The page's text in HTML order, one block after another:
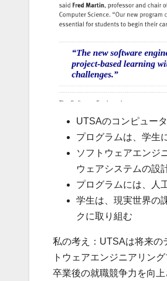
UTSAのコンピュー
プログラムは、学生
ソフトウェアエンジ
ウェアシステムの設
プログラムには、人
学生は、現実世界の
クに取り組む
私の考え：UTSAは将来の
トウェアエンジニアリン
卒業後の就職競争力を向